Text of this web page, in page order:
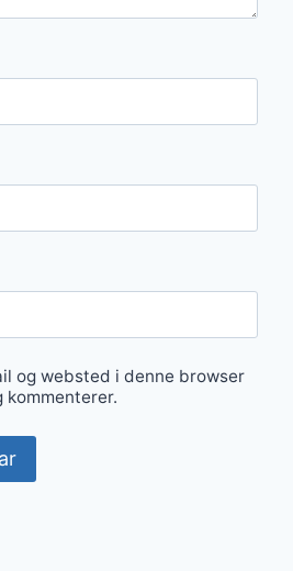
og websted i denne browser